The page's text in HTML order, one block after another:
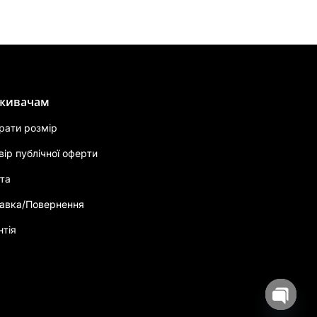
розмір
публічної оферти
Повернення